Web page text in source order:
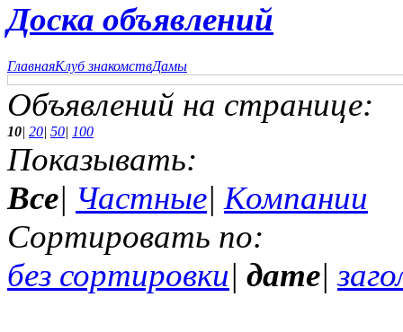
Доска объявлений
ГлавнаяКлуб знакомствДамы
Объявлений на странице:
10| 20| 50| 100
Показывать:
Все| Частные| Компании
Сортировать по:
без сортировки| дате|